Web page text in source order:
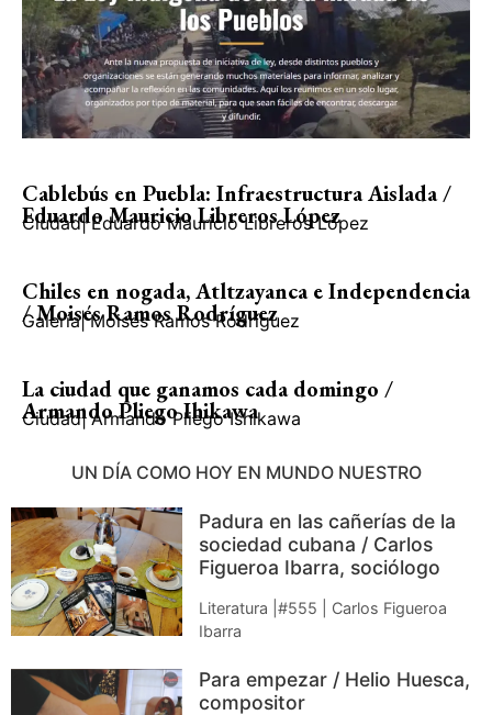
Cablebús en Puebla: Infraestructura Aislada /
Eduardo Mauricio Libreros López
Ciudad| Eduardo Mauricio Libreros López
Chiles en nogada, Atltzayanca e Independencia
/ Moisés Ramos Rodríguez
Galería| Moisés Ramos Rodríguez
La ciudad que ganamos cada domingo /
Armando Pliego Ihikawa
Ciudad| Armando Pliego Ishikawa
UN DÍA COMO HOY EN MUNDO NUESTRO
Padura en las cañerías de la
sociedad cubana / Carlos
Figueroa Ibarra, sociólogo
Literatura |#555 | Carlos Figueroa
Ibarra
Para empezar / Helio Huesca,
compositor